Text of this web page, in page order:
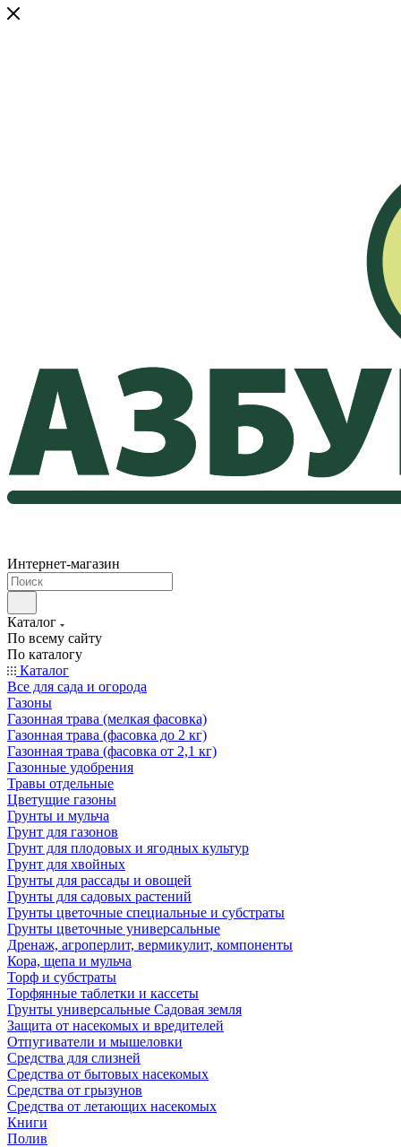
Интернет-магазин
Каталог
По всему сайту
По каталогу
Каталог
Все для сада и огорода
Газоны
Газонная трава (мелкая фасовка)
Газонная трава (фасовка до 2 кг)
Газонная трава (фасовка от 2,1 кг)
Газонные удобрения
Травы отдельные
Цветущие газоны
Грунты и мульча
Грунт для газонов
Грунт для плодовых и ягодных культур
Грунт для хвойных
Грунты для рассады и овощей
Грунты для садовых растений
Грунты цветочные специальные и субстраты
Грунты цветочные универсальные
Дренаж, агроперлит, вермикулит, компоненты
Кора, щепа и мульча
Торф и субстраты
Торфянные таблетки и кассеты
Грунты универсальные Садовая земля
Защита от насекомых и вредителей
Отпугиватели и мышеловки
Средства для слизней
Средства от бытовых насекомых
Средства от грызунов
Средства от летающих насекомых
Книги
Полив